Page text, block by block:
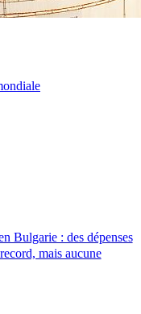
Bulgarie : des dépenses
mais aucune